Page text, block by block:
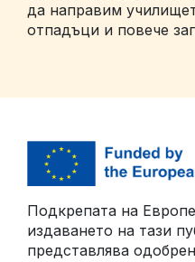
да направим
отпадъци и повече
Подкрепата на
издаването на тази
представлява